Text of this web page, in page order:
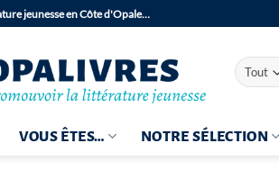
jeunesse en Côte d'Opale…
VOUS ÊTES… NOTRE SÉLECTION